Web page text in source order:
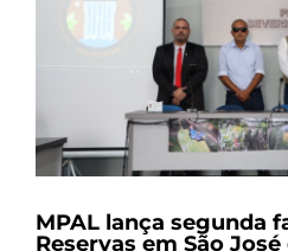
MPAL lança segunda
Reservas em São